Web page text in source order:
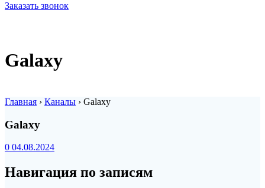
Заказать звонок
Galaxy
Главная › Каналы › Galaxy
Galaxy
0 04.08.2024
Навигация по записям